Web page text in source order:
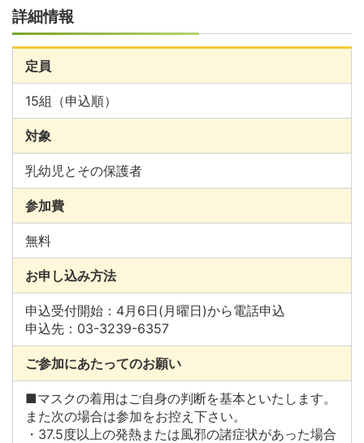
詳細情報
定員
15組（申込順）
対象
乳幼児とその保護者
参加費
無料
お申し込み方法
申込受付開始：4月6日(月曜日)から電話申込
申込先：03-3239-6357
ご参加にあたってのお願い
■マスクの着用はご自身の判断を基本といたします。
また次の場合は参加をお控え下さい。
・37.5度以上の発熱または風邪の諸症状があった場合